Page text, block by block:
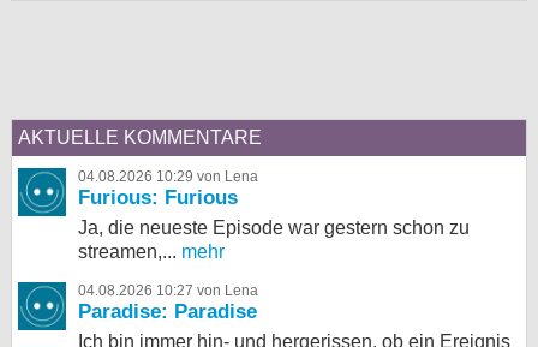
AKTUELLE KOMMENTARE
04.08.2026 10:29 von Lena
Furious: Furious
Ja, die neueste Episode war gestern schon zu
streamen,... mehr
04.08.2026 10:27 von Lena
Paradise: Paradise
Ich bin immer hin- und hergerissen, ob ein Ereignis